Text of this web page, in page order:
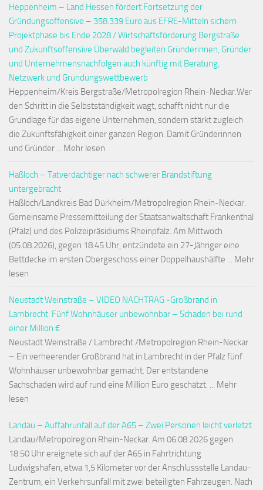
Heppenheim – Land Hessen fördert Fortsetzung der
Gründungsoffensive – 358.339 Euro aus EFRE-Mitteln sichern
Projektphase bis Ende 2028 / Wirtschaftsförderung Bergstraße
und Zukunftsoffensive Überwald begleiten Gründerinnen, Gründer
und Unternehmensnachfolgen auch künftig mit Beratung,
Netzwerk und Gründungswettbewerb
Heppenheim/Kreis Bergstraße/Metropolregion Rhein-Neckar.Wer
den Schritt in die Selbstständigkeit wagt, schafft nicht nur die
Grundlage für das eigene Unternehmen, sondern stärkt zugleich
die Zukunftsfähigkeit einer ganzen Region. Damit Gründerinnen
und Gründer ... Mehr lesen
Haßloch – Tatverdächtiger nach schwerer Brandstiftung
untergebracht
Haßloch/Landkreis Bad Dürkheim/Metropolregion Rhein-Neckar.
Gemeinsame Pressemitteilung der Staatsanwaltschaft Frankenthal
(Pfalz) und des Polizeipräsidiums Rheinpfalz. Am Mittwoch
(05.08.2026), gegen 18:45 Uhr, entzündete ein 27-Jähriger eine
Bettdecke im ersten Obergeschoss einer Doppelhaushälfte ... Mehr
lesen
Neustadt Weinstraße – VIDEO NACHTRAG -Großbrand in
Lambrecht: Fünf Wohnhäuser unbewohnbar – Schaden bei rund
einer Million €
Neustadt Weinstraße / Lambrecht /Metropolregion Rhein-Neckar
– Ein verheerender Großbrand hat in Lambrecht in der Pfalz fünf
Wohnhäuser unbewohnbar gemacht. Der entstandene
Sachschaden wird auf rund eine Million Euro geschätzt. ... Mehr
lesen
Landau – Auffahrunfall auf der A65 – Zwei Personen leicht verletzt
Landau/Metropolregion Rhein-Neckar. Am 06.08.2026 gegen
18:50 Uhr ereignete sich auf der A65 in Fahrtrichtung
Ludwigshafen, etwa 1,5 Kilometer vor der Anschlussstelle Landau-
Zentrum, ein Verkehrsunfall mit zwei beteiligten Fahrzeugen. Nach